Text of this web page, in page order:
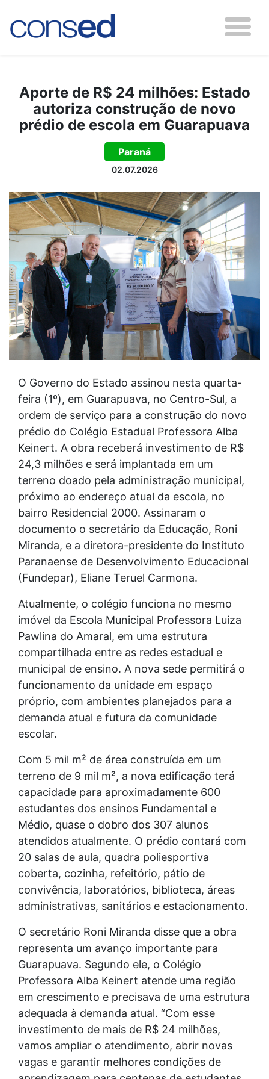
Aporte de R$ 24 milhões: Estado
autoriza construção de novo
prédio de escola em Guarapuava
Paraná
02.07.2026
O Governo do Estado assinou nesta quarta-
feira (1º), em Guarapuava, no Centro-Sul, a
ordem de serviço para a construção do novo
prédio do Colégio Estadual Professora Alba
Keinert. A obra receberá investimento de R$
24,3 milhões e será implantada em um
terreno doado pela administração municipal,
próximo ao endereço atual da escola, no
bairro Residencial 2000. Assinaram o
documento o secretário da Educação, Roni
Miranda, e a diretora-presidente do Instituto
Paranaense de Desenvolvimento Educacional
(Fundepar), Eliane Teruel Carmona.
Atualmente, o colégio funciona no mesmo
imóvel da Escola Municipal Professora Luiza
Pawlina do Amaral, em uma estrutura
compartilhada entre as redes estadual e
municipal de ensino. A nova sede permitirá o
funcionamento da unidade em espaço
próprio, com ambientes planejados para a
demanda atual e futura da comunidade
escolar.
Com 5 mil m² de área construída em um
terreno de 9 mil m², a nova edificação terá
capacidade para aproximadamente 600
estudantes dos ensinos Fundamental e
Médio, quase o dobro dos 307 alunos
atendidos atualmente. O prédio contará com
20 salas de aula, quadra poliesportiva
coberta, cozinha, refeitório, pátio de
convivência, laboratórios, biblioteca, áreas
administrativas, sanitários e estacionamento.
O secretário Roni Miranda disse que a obra
representa um avanço importante para
Guarapuava. Segundo ele, o Colégio
Professora Alba Keinert atende uma região
em crescimento e precisava de uma estrutura
adequada à demanda atual. “Com esse
investimento de mais de R$ 24 milhões,
vamos ampliar o atendimento, abrir novas
vagas e garantir melhores condições de